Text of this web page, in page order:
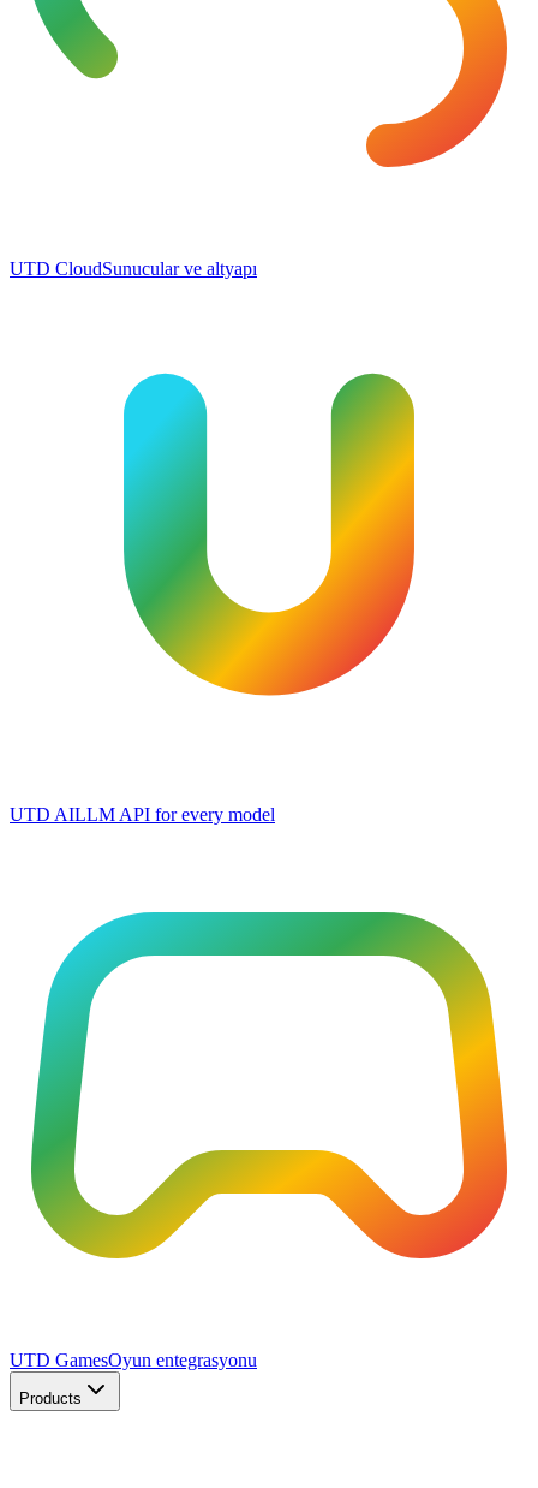
UTD CloudSunucular ve altyapı
UTD AILLM API for every model
UTD GamesOyun entegrasyonu
Products